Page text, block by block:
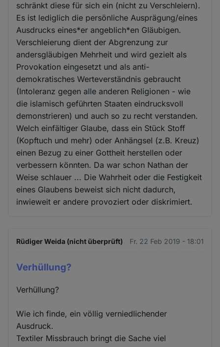
schränkt diese für sich ein (nicht zu Verschleiern).
Es ist lediglich die persönliche Ausprägung/eines
Ausdrucks eines*er angeblich*en Gläubigen.
Verschleierung dient der Abgrenzung zur
andersgläubigen Mehrheit und wird gezielt als
Provokation eingesetzt und als anti-
demokratisches Werteverständnis gebraucht
(Intoleranz gegen alle anderen Religionen - wie
die islamisch geführten Staaten eindrucksvoll
demonstrieren) und auch so zu recht verstanden.
Welch einfältiger Glaube, dass ein Stück Stoff
(Kopftuch und mehr) oder Anhängsel (z.B. Kreuz)
einen Bezug zu einer Gottheit herstellen oder
verbessern könnten. Da war schon Nathan der
Weise schlauer ... Die Wahrheit oder die Festigkeit
eines Glaubens beweist sich nicht dadurch,
inwieweit er andere provoziert oder diskrimiert.
Rüdiger Weida (nicht überprüft) Fr. 22 Feb 2019 - 18:01
Verhüllung?
Verhüllung?
Wie ich finde, ein völlig verniedlichender
Ausdruck.
Textiler Missbrauch bringt die Sache viel